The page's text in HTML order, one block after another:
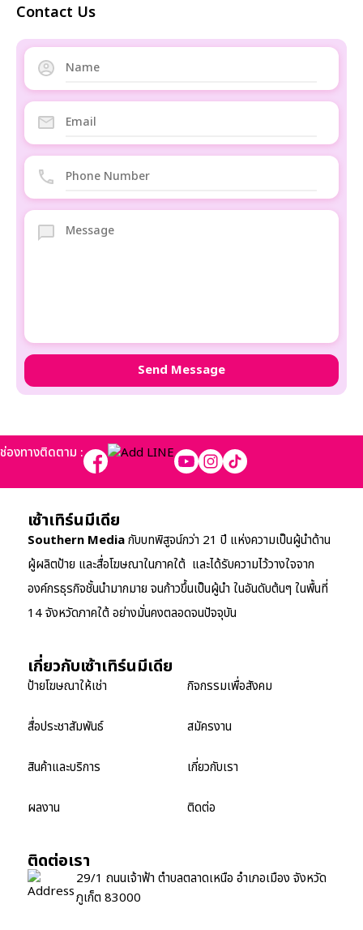
Contact Us
ช่องทางติดตาม :
เซ้าเทิร์นมีเดีย
Southern Mediaกับบทพิสูจน์กว่า 21 ปี แห่งความเป็นผู้นำด้าน
ผู้ผลิตป้าย และสื่อโฆษณาในภาคใต้ และได้รับความไว้วางใจจาก
องค์กรธุรกิจชั้นนำมากมาย จนก้าวขึ้นเป็นผู้นำ ในอันดับต้นๆ ในพื้นที่
14 จังหวัดภาคใต้ อย่างมั่นคงตลอดจนปัจจุบัน
เกี่ยวกับเซ้าเทิร์นมีเดีย
ป้ายโฆษณาให้เช่า
สื่อประชาสัมพันธ์
สินค้าและบริการ
ผลงาน
กิจกรรมเพื่อสังคม
สมัครงาน
เกี่ยวกับเรา
ติดต่อ
ติดต่อเรา
29/1 ถนนเจ้าฟ้า ตำบลตลาดเหนือ อำเภอเมือง จังหวัด
ภูเก็ต 83000